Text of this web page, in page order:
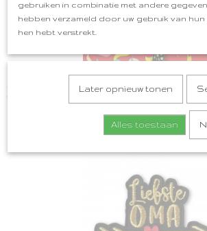
Als ik terug kon in de tijd Embleem
€ 5,99
gebruiken in combinatie met andere
hebben verzameld door uw gebruik van hun
hen hebt verstrekt.
Later opnieuw tonen
Alles toestaan